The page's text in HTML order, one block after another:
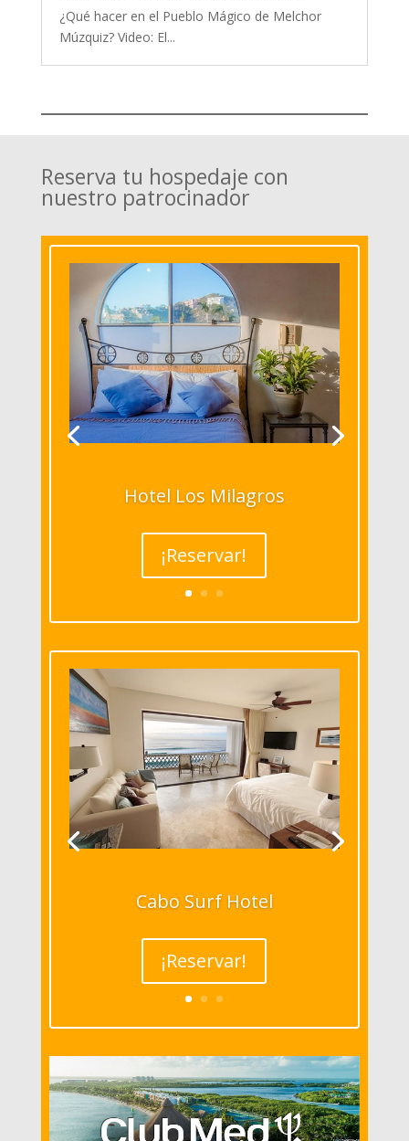
¿Qué hacer en el Pueblo Mágico de Melchor
Múzquiz? Video: El...
Reserva tu hospedaje con
nuestro patrocinador
Hotel Los Milagros
¡Reservar!
Cabo Surf Hotel
¡Reservar!